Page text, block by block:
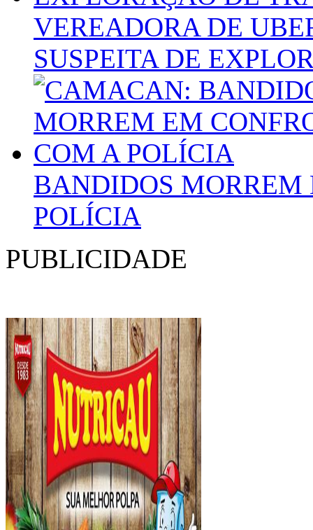
VEREADORA DE
SUSPEITA DE
BANDIDOS MORREM
POLÍCIA
PUBLICIDADE